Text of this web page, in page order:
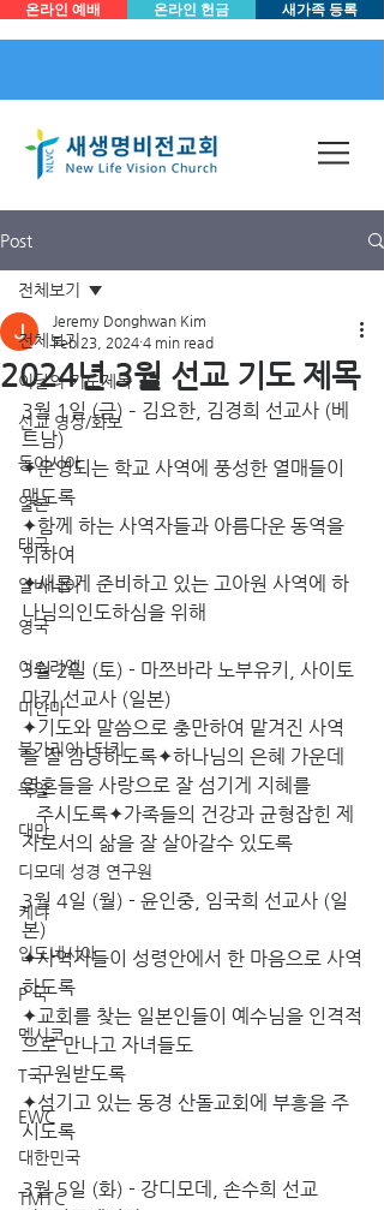
온라인 예배 온라인 헌금 새가족 등록
Post
전체보기
이달의 기도제목
선교 영상/화보
동아시아
일본
태국
알바니아
영국
이스라엘
미얀마
불가리아 | 터키
독일
대만
디모데 성경 연구원
케냐
인도네시아
P 국
멕시코
T국
EWC
대한민국
TMTC
전체보기
2024년 3월 선교 기도 제목
Jeremy Donghwan Kim
Feb 23, 2024 4 min read
3월 1일 (금) – 김요한, 김경희 선교사 (베
트남)
✦운영되는 학교 사역에 풍성한 열매들이
맺도록
✦함께 하는 사역자들과 아름다운 동역을
위하여
✦새롭게 준비하고 있는 고아원 사역에 하
나님의인도하심을 위해
3월 2일 (토) - 마쯔바라 노부유키, 사이토
마키 선교사 (일본)
✦기도와 말씀으로 충만하여 맡겨진 사역
을 잘 감당하도록✦하나님의 은혜 가운데
영혼들을 사랑으로 잘 섬기게 지혜를
주시도록✦가족들의 건강과 균형잡힌 제
자로서의 삶을 잘 살아갈수 있도록
3월 4일 (월) - 윤인중, 임국희 선교사 (일
본)
✦사역자들이 성령안에서 한 마음으로 사역
하도록
✦교회를 찾는 일본인들이 예수님을 인격적
으로 만나고 자녀들도
구원받도록
✦섬기고 있는 동경 산돌교회에 부흥을 주
시도록
3월 5일 (화) - 강디모데, 손수희 선교